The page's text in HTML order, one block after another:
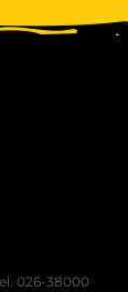
026-38000